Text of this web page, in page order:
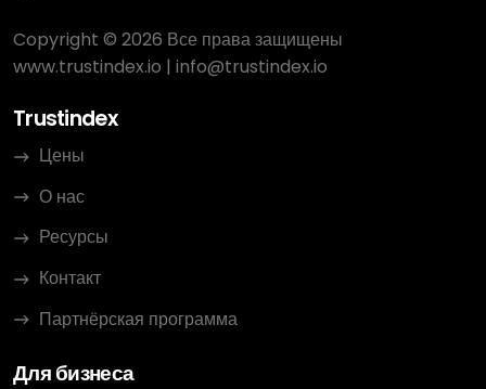
Copyright © 2026 Все права защищены
www.trustindex.io | info@trustindex.io
Trustindex
Цены
О нас
Ресурсы
Контакт
Партнёрская программа
Для бизнеса